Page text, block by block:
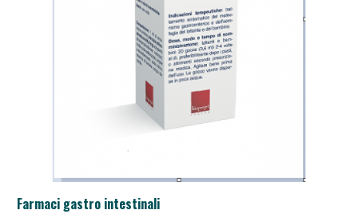
Farmaci gastro intestinali
Anticellulite e Fanghi: Sconto fino al 40% valido